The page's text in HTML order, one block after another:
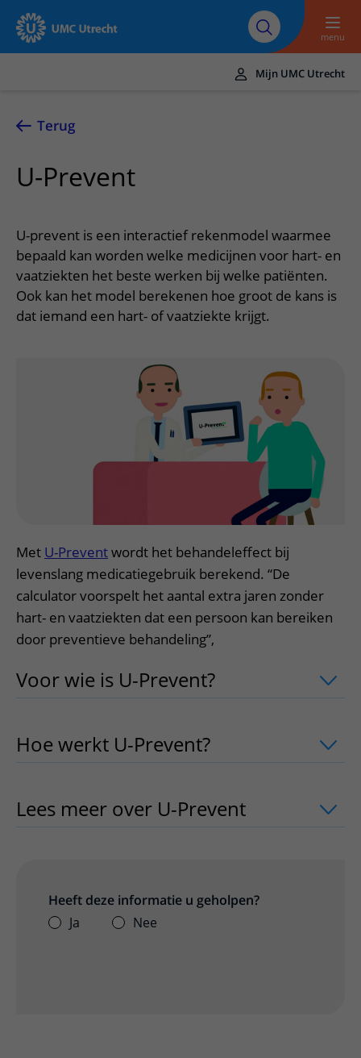
Naar hoofdinhoud
Over UMC
Utrecht
Research
Werken bij het UMC
Utrecht
menu
UMC Utrecht
Zorg en behandeling
Behandelingen
Poliklinieken
Verpleegafdelingen
Onderzoeken en diagnostiek
Het Wilhelmina Kinderziekenhuis
Afspraak maken of wijzigen
Bezoek aan de polikliniek
Opname in het ziekenhuis
Wijzigen patiëntgegevens
In het ziekenhuis
Op bezoek in het UMC Utrecht
Apotheek
Faciliteiten en voorzieningen
Contact en route
Spoed
Route naar het ziekenhuis
Wegwijs in het ziekenhuis
Contact met polikliniek
Het Wilhelmina Kinderziekenhuis
Verwijzers
Teleconsult aanvragen
Mijn UMC Utrecht
Terug
U-Prevent
U-prevent is een interactief rekenmodel waarmee
bepaald kan worden welke medicijnen voor hart- en
vaatziekten het beste werken bij welke patiënten.
Ook kan het model berekenen hoe groot de kans is
dat iemand een hart- of vaatziekte krijgt.
Met U-Preventwordt het behandeleffect bij
levenslang medicatiegebruik berekend. “De
calculator voorspelt het aantal extra jaren zonder
hart- en vaatziekten dat een persoon kan bereiken
door preventieve behandeling”,
Voor wie is U-Prevent? uitklapper, klik
Hoe werkt U-Prevent? uitklapper, klik
Lees meer over U-Prevent uitklapper,
Heeft deze informatie u geholpen?
Ja
Nee